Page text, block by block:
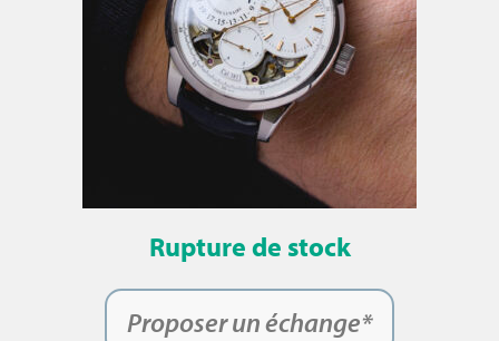
Rupture de stock
Proposer un échange*